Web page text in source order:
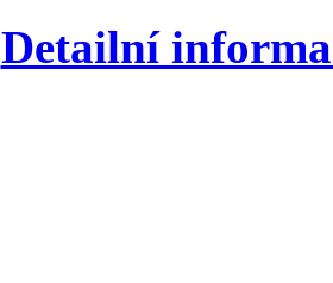
Detailní